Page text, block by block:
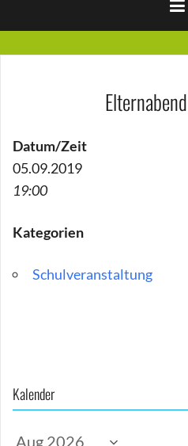
Datum/Zeit
05.09.2019
19:00
Kategorien
Schulveranstaltung
Kalender